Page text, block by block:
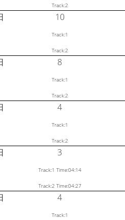
Track:2
10
Track:1
Track:2
8
Track:1
Track:2
4
Track:1
Track:2
3
Track:1 Time:04:14
Track:2 Time:04:27
4
Track:1